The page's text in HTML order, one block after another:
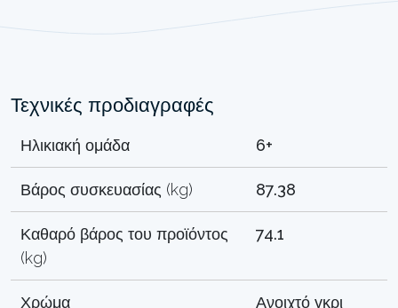
Τεχνικές προδιαγραφές
Ηλικιακή ομάδα 6+
Βάρος συσκευασίας (kg) 87.38
Καθαρό βάρος του προϊόντος
(kg)
74.1
Χρώμα Ανοιχτό γκρι